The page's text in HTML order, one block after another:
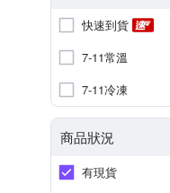
快速到貨
7-11常溫
7-11冷凍
商品狀況
有現貨